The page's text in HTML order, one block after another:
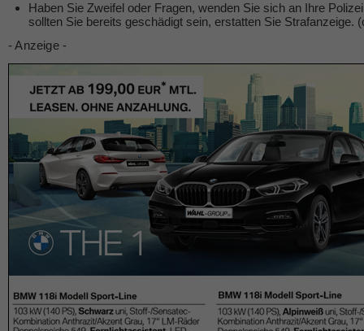
Haben Sie Zweifel oder Fragen, wenden Sie sich an Ihre
sollten Sie bereits geschädigt sein, erstatten Sie Strafanzeige.
- Anzeige -